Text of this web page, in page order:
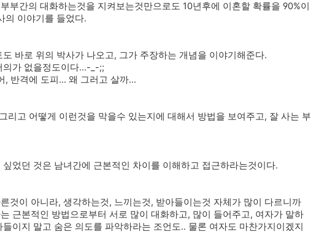
부간의 대화하는것을 지켜보는것만으로도 10년후에 이혼할 확률을 90%이
의 이야기를 들었다.
바로 위의 박사가 나오고, 그가 주장하는 개념을 이야기해준다.
가 없을정도이다...-_-;;
, 반격에 도피... 왜 그러고 살까...
리고 어떻게 이런것을 막을수 있는지에 대해서 방법을 보여주고, 잘 사는 부
었던 것은 남녀간에 근본적인 차이를 이해하고 접근하라는것이다.
것이 아니라, 생각하는것, 느끼는것, 받아들이는것 자체가 많이 다르니까
근본적인 방법으로부터 서로 많이 대화하고, 많이 들어주고, 여자가 말하
이지 말고 숨은 의도를 파악하라는 조언도.. 물론 여자도 마찬가지이겠지